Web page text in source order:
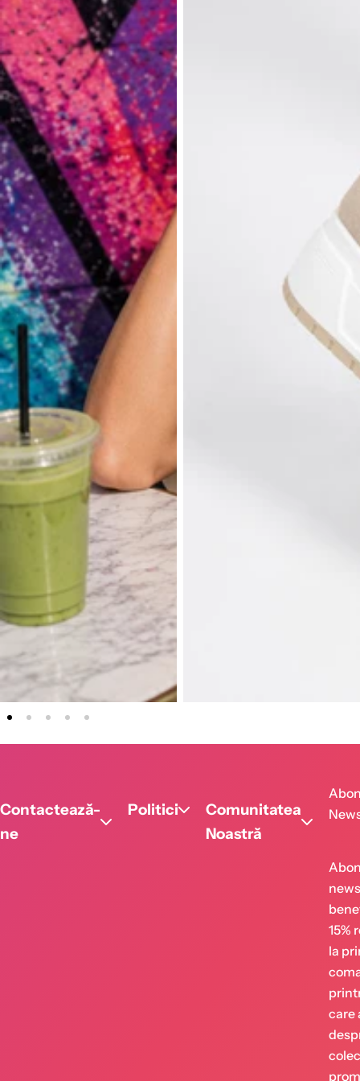
Contactează-
ne
Politici
Comunitatea
Noastră
15%
la
care